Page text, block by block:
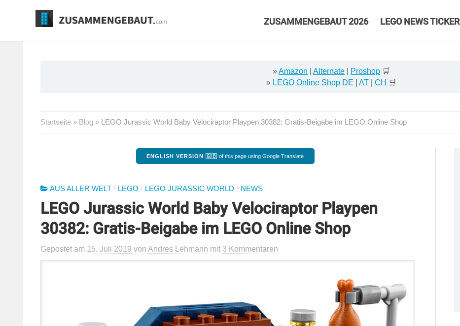
ZUSAMMENGEBAUT 2026 LEGO NEWS TICKER
»Amazon Alternate Proshop 🛒
» LEGO Online Shop DE AT CH 🛒
Startseite » Blog » LEGO Jurassic World Baby Velociraptor Playpen 30382: Gratis-Beigabe im LEGO Online Shop
ENGLISH VERSION 🇬🇧 of this page using Google Translate
AUS ALLER WELT / LEGO / LEGO JURASSIC WORLD / NEWS
LEGO Jurassic World Baby Velociraptor Playpen
30382: Gratis-Beigabe im LEGO Online Shop
Gepostet am 15. Juli 2019 von Andres Lehmann mit 3 Kommentaren